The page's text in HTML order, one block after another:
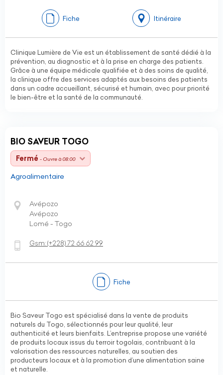
Fiche Itinéraire
Clinique Lumière de Vie est un établissement de santé dédié à la
prévention, au diagnostic et à la prise en charge des patients.
Grâce à une équipe médicale qualifiée et à des soins de qualité,
la clinique offre des services adaptés aux besoins des patients
dans un cadre accueillant, sécurisé et humain, avec pour priorité
le bien-être et la santé de la communauté.
BIO SAVEUR TOGO
Fermé - Ouvre à 08:00
Agroalimentaire
Avépozo
Avépozo
Lomé - Togo
Gsm:(+228)72 66 62 99
Fiche
Bio Saveur Togo est spécialisé dans la vente de produits
naturels du Togo, sélectionnés pour leur qualité, leur
authenticité et leurs bienfaits. L’entreprise propose une variété
de produits locaux issus du terroir togolais, contribuant à la
valorisation des ressources naturelles, au soutien des
producteurs locaux et à la promotion d’une alimentation saine
et naturelle.